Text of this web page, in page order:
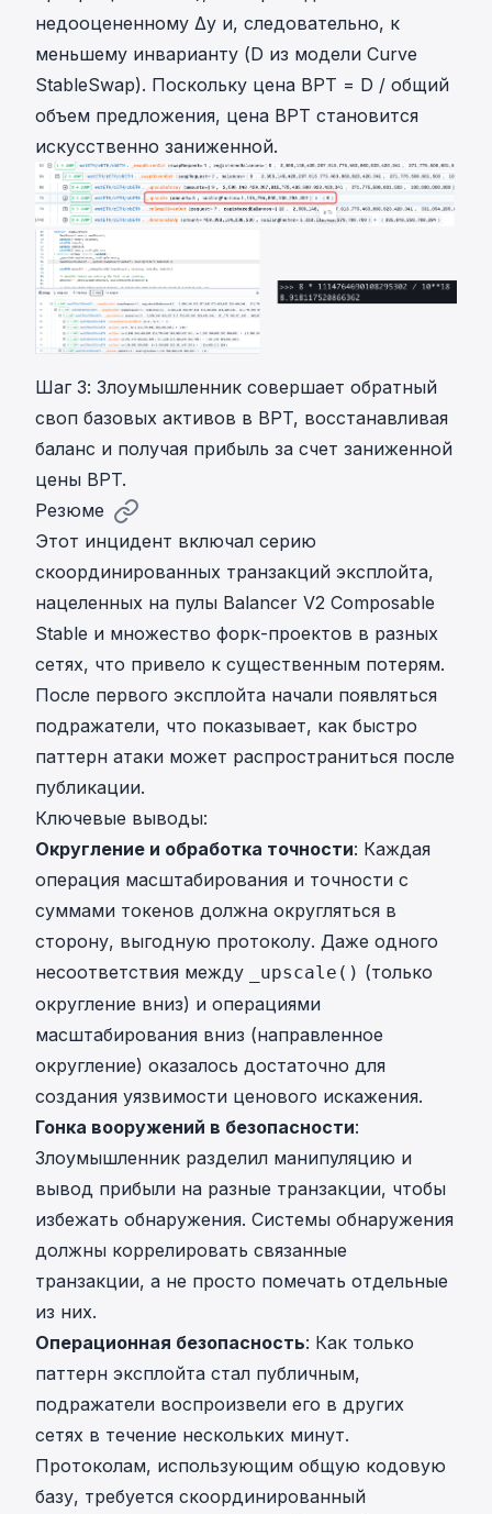
недооцененному Δy и, следовательно, к
меньшему инварианту (D из модели Curve
StableSwap). Поскольку цена BPT = D / общий
объем предложения, цена BPT становится
искусственно заниженной.
Шаг 3: Злоумышленник совершает обратный
своп базовых активов в BPT, восстанавливая
баланс и получая прибыль за счет заниженной
цены BPT.
Резюме
Этот инцидент включал серию
скоординированных транзакций эксплойта,
нацеленных на пулы Balancer V2 Composable
Stable и множество форк-проектов в разных
сетях, что привело к существенным потерям.
После первого эксплойта начали появляться
подражатели, что показывает, как быстро
паттерн атаки может распространиться после
публикации.
Ключевые выводы:
Округление и обработка точности: Каждая
операция масштабирования и точности с
суммами токенов должна округляться в
сторону, выгодную протоколу. Даже одного
несоответствия между
_upscale() (только
округление вниз) и операциями
масштабирования вниз (направленное
округление) оказалось достаточно для
создания уязвимости ценового искажения.
Гонка вооружений в безопасности:
Злоумышленник разделил манипуляцию и
вывод прибыли на разные транзакции, чтобы
избежать обнаружения. Системы обнаружения
должны коррелировать связанные
транзакции, а не просто помечать отдельные
из них.
Операционная безопасность: Как только
паттерн эксплойта стал публичным,
подражатели воспроизвели его в других
сетях в течение нескольких минут.
Протоколам, использующим общую кодовую
базу, требуется скоординированный